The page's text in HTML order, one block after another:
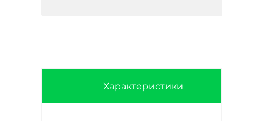
Характеристики